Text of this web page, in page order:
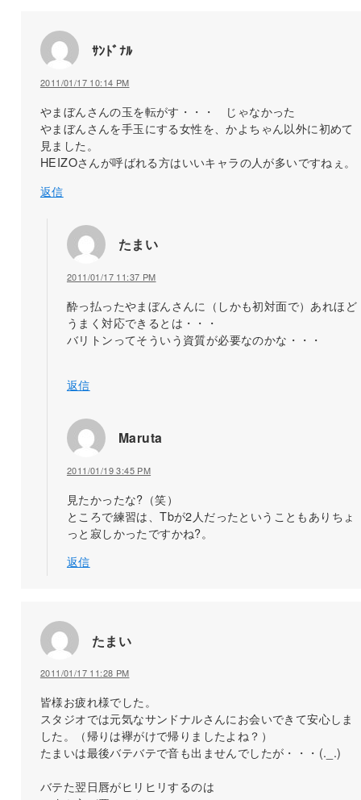
ｻﾝﾄﾞﾅﾙ
2011/01/17 10:14 PM
やまぼんさんの玉を転がす・・・ じゃなかった
やまぼんさんを手玉にする女性を、かよちゃん以外に初めて
見ました。
HEIZOさんが呼ばれる方はいいキャラの人が多いですねぇ。
返信
たまい
2011/01/17 11:37 PM
酔っ払ったやまぼんさんに（しかも初対面で）あれほど
うまく対応できるとは・・・
バリトンってそういう資質が必要なのかな・・・
返信
Maruta
2011/01/19 3:45 PM
見たかったな?（笑）
ところで練習は、Tbが2人だったということもありちょ
っと寂しかったですかね?。
返信
たまい
2011/01/17 11:28 PM
皆様お疲れ様でした。
スタジオでは元気なサンドナルさんにお会いできて安心しま
した。（帰りは襷がけで帰りましたよね？）
たまいは最後バテバテで音も出ませんでしたが・・・(._.)
バテた翌日唇がヒリヒリするのは